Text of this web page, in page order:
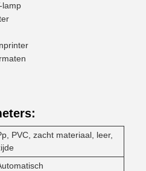
lamp
PVC, zacht materiaal, leer,